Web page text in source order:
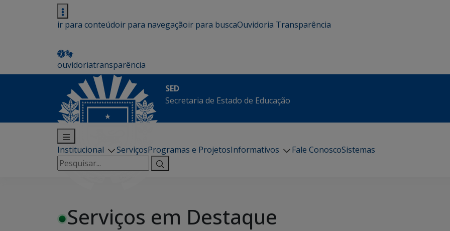
ir para conteúdoir para navegaçãoir para buscaOuvidoria Transparência
ouvidoriatransparência
SED
Secretaria de Estado de Educação
Institucional ServiçosProgramas e ProjetosInformativos Fale ConoscoSistemas
Pesquisar
por:
Serviços em Destaque